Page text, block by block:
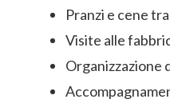
Pranzi e cene
Visite alle
Organizzazione